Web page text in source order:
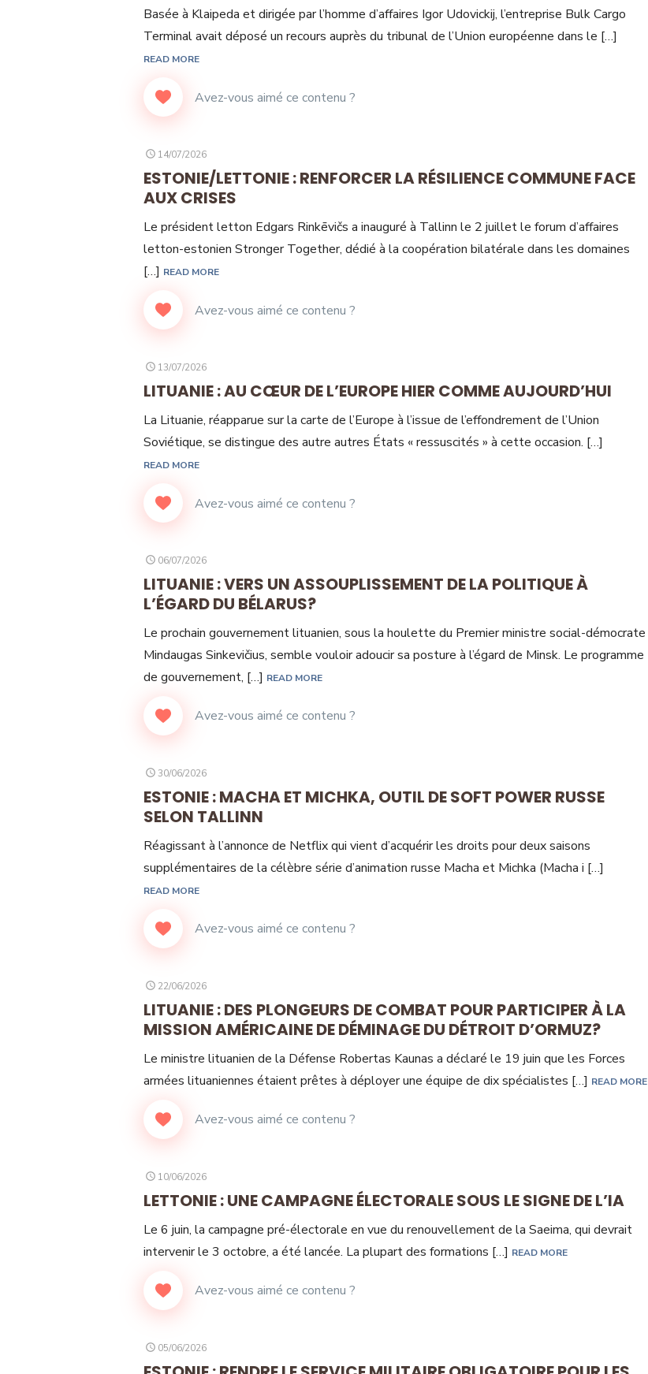
Basée à Klaipeda et dirigée par l’homme d’affaires Igor Udovickij, l’entreprise Bulk Cargo
Terminal avait déposé un recours auprès du tribunal de l’Union européenne dans le […]
READ MORE
POSTED
14/07/2026
ESTONIE/LETTONIE : RENFORCER LA RÉSILIENCE COMMUNE FACE
AUX CRISES
Le président letton Edgars Rinkēvičs a inauguré à Tallinn le 2 juillet le forum d’affaires
letton-estonien Stronger Together, dédié à la coopération bilatérale dans les domaines
[…] READ MORE
POSTED
13/07/2026
LITUANIE : AU CŒUR DE L’EUROPE HIER COMME AUJOURD’HUI
La Lituanie, réapparue sur la carte de l’Europe à l’issue de l’effondrement de l’Union
Soviétique, se distingue des autre autres États « ressuscités » à cette occasion. […]
READ MORE
POSTED
06/07/2026
LITUANIE : VERS UN ASSOUPLISSEMENT DE LA POLITIQUE À
L’ÉGARD DU BÉLARUS?
Le prochain gouvernement lituanien, sous la houlette du Premier ministre social-démocrate
Mindaugas Sinkevičius, semble vouloir adoucir sa posture à l’égard de Minsk. Le programme
de gouvernement, […] READ MORE
POSTED
30/06/2026
ESTONIE : MACHA ET MICHKA, OUTIL DE SOFT POWER RUSSE
SELON TALLINN
Réagissant à l’annonce de Netflix qui vient d’acquérir les droits pour deux saisons
supplémentaires de la célèbre série d’animation russe Macha et Michka (Macha i […]
READ MORE
POSTED
22/06/2026
LITUANIE : DES PLONGEURS DE COMBAT POUR PARTICIPER À LA
MISSION AMÉRICAINE DE DÉMINAGE DU DÉTROIT D’ORMUZ?
Le ministre lituanien de la Défense Robertas Kaunas a déclaré le 19 juin que les Forces
armées lituaniennes étaient prêtes à déployer une équipe de dix spécialistes […] READ MORE
POSTED
10/06/2026
LETTONIE : UNE CAMPAGNE ÉLECTORALE SOUS LE SIGNE DE L’IA
Le 6 juin, la campagne pré-électorale en vue du renouvellement de la Saeima, qui devrait
intervenir le 3 octobre, a été lancée. La plupart des formations […] READ MORE
POSTED
05/06/2026